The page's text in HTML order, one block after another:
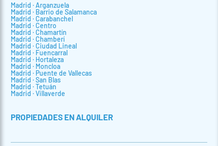
Madrid · Arganzuela
Madrid · Barrio de Salamanca
Madrid · Carabanchel
Madrid · Centro
Madrid · Chamartín
Madrid · Chamberí
Madrid · Ciudad Lineal
Madrid · Fuencarral
Madrid · Hortaleza
Madrid · Moncloa
Madrid · Puente de Vallecas
Madrid · San Blas
Madrid · Tetuán
Madrid · Villaverde
PROPIEDADES EN ALQUILER